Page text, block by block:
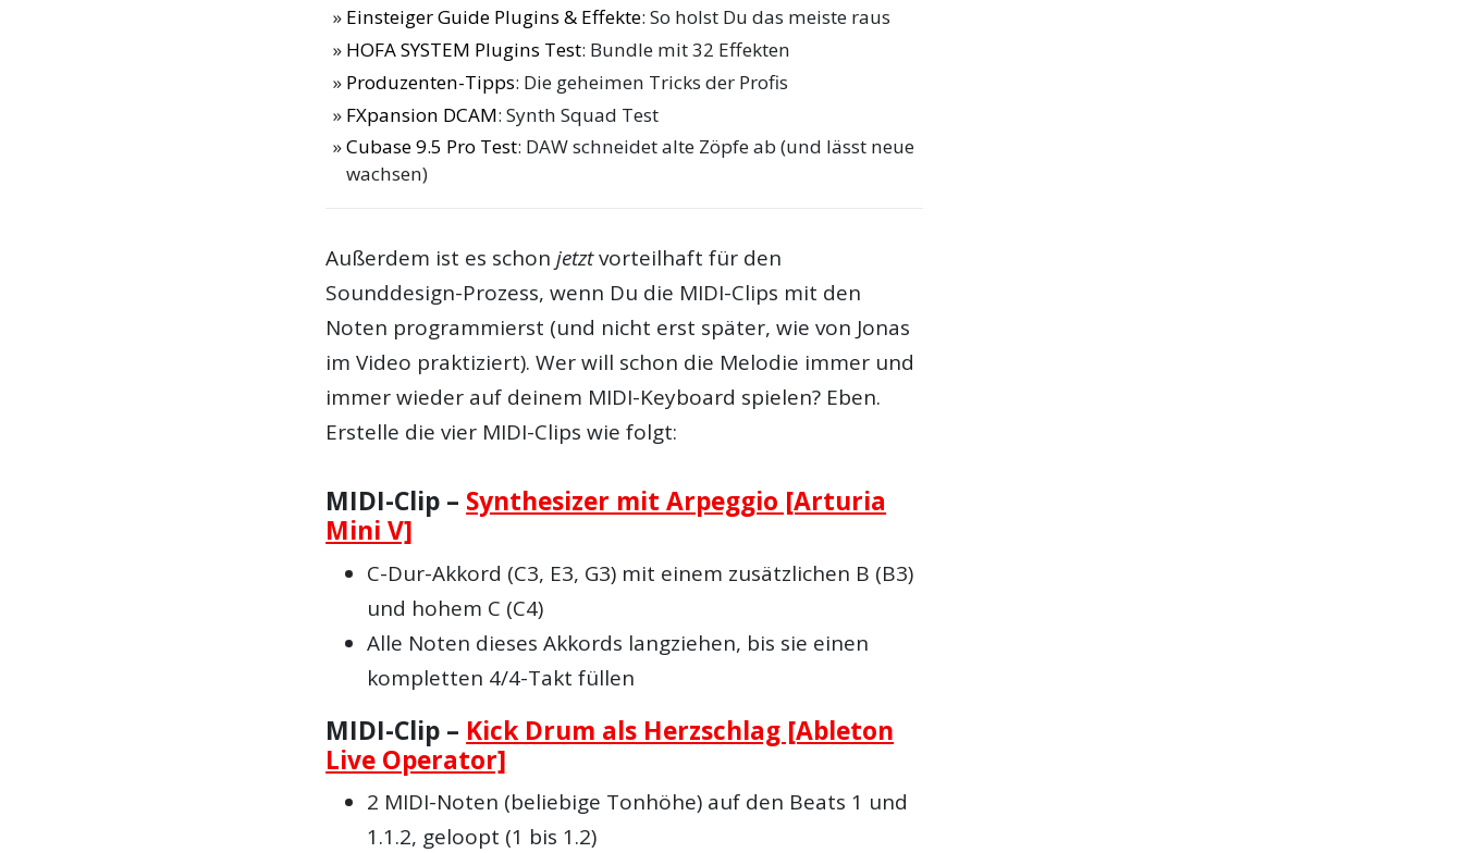
Einsteiger Guide Plugins & Effekte: So holst Du das meiste raus
HOFA SYSTEM Plugins Test: Bundle mit 32 Effekten
Produzenten-Tipps: Die geheimen Tricks der Profis
FXpansion DCAM: Synth Squad Test
Cubase 9.5 Pro Test: DAW schneidet alte Zöpfe ab (und lässt neue
wachsen)
Außerdem ist es schonjetztvorteilhaft für den
Sounddesign-Prozess, wenn Du die MIDI-Clips mit den
Noten programmierst (und nicht erst später, wie von Jonas
im Video praktiziert). Wer will schon die Melodie immer und
immer wieder auf deinem MIDI-Keyboard spielen? Eben.
Erstelle die vier MIDI-Clips wie folgt:
MIDI-Clip – Synthesizer mit Arpeggio [Arturia
Mini V]
C-Dur-Akkord (C3, E3, G3) mit einem zusätzlichen B (B3)
und hohem C (C4)
Alle Noten dieses Akkords langziehen, bis sie einen
kompletten 4/4-Takt füllen
MIDI-Clip – Kick Drum als Herzschlag [Ableton
Live Operator]
2 MIDI-Noten (beliebige Tonhöhe) auf den Beats 1 und
1.1.2, geloopt (1 bis 1.2)